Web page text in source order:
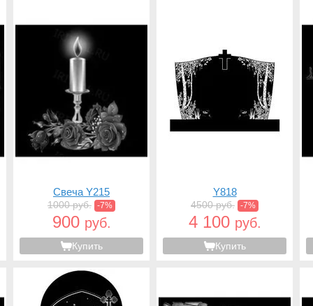
Свеча Y215
1000 руб. -7%
900 руб.
Купить
Y818
4500 руб. -7%
4 100 руб.
Купить